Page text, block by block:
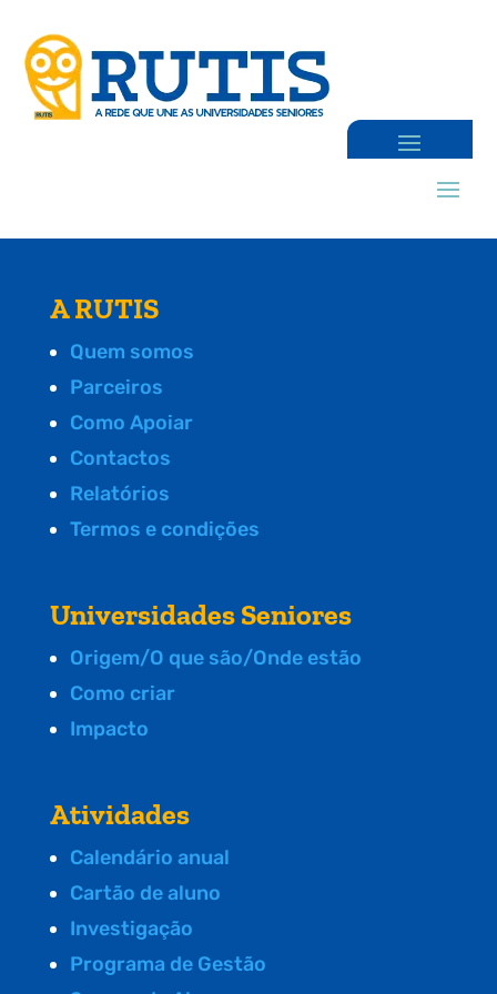
A RUTIS
Quem somos
Parceiros
Como Apoiar
Contactos
Relatórios
Termos e condições
Universidades Seniores
Origem/O que são/Onde estão
Como criar
Impacto
Atividades
Calendário anual
Cartão de aluno
Investigação
Programa de Gestão